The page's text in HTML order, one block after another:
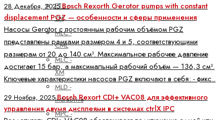
FTS -
YM
MLC -
CML
MLC -
XM
MLD -
IndraDrive
MPC -
28 Декабря, 2025Bosch Rexorth Gerotor pumps with constant
displacement PGZ — особенности и сферы применения
Насосы Gerotor с постоянным рабочим объёмом PGZ
представлены рамками размером 4 и 5, соответствующими
размерам от 20 до 140 см³. Максимальное рабочее давление
достигает 15 бар, а максимальный рабочий объём — 136,3 см³.
Ключевые характеристики насосов PGZ включают в себя: - фикс..
29 Ноября, 2025Bosch Rexort CDI+ VAC08 для эффективного
управления двумя дисплеями в системах ctrlX IPC